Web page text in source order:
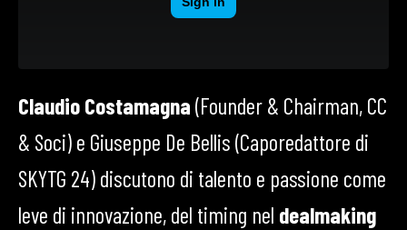
Claudio Costamagna (Founder & Chairman, CC
& Soci) e Giuseppe De Bellis (Caporedattore di
SKYTG 24) discutono di talento e passione come
leve di innovazione, del timing nel dealmaking